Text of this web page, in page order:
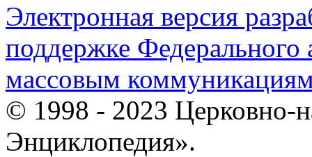
Электронная версия
поддержке Федерального
массовым
© 1998 - 2023 Церковно-
Энциклопедия».